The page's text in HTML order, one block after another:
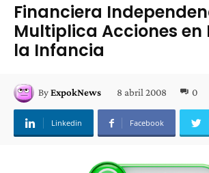
Financiera
Multiplica Acciones en
la Infancia
ByExpokNews 8 abril 2008 0
Linkedin Facebook